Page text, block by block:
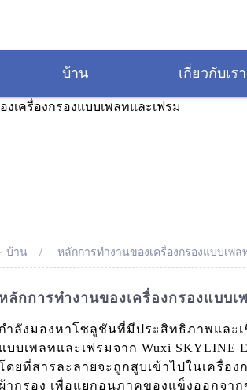
บ้าน เกี่ยวกับเรา
- บ้าน หลักการทำงานของเครื่องกรองแบบเพล
หลักการทำงานของเครื่องกรองแบบ
กำลังมองหาโซลูชันที่มีประสิทธิภาพและเ
แบบเพลทและเฟรมจาก Wuxi SKYLINE
ดยที่สารละลายจะถูกสูบเข้าไปในเครื่อ
ผ้ากรอง เพื่อแยกอนุภาคของแข็งออกจา